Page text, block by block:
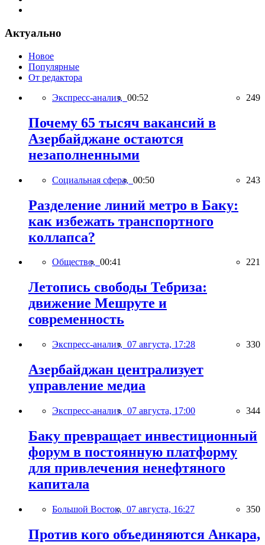
Актуально
Новое
Популярные
От редактора
Экспресс-анализ, 00:52 249
Почему 65 тысяч вакансий в
Азербайджане остаются
незаполненными
Социальная сфера, 00:50 243
Разделение линий метро в Баку:
как избежать транспортного
коллапса?
Общество, 00:41 221
Летопись свободы Тебриза:
движение Мешруте и
современность
Экспресс-анализ, 07 августа, 17:28 330
Азербайджан централизует
управление медиа
Экспресс-анализ, 07 августа, 17:00 344
Баку превращает инвестиционный
форум в постоянную платформу
для привлечения ненефтяного
капитала
Большой Восток, 07 августа, 16:27 350
Против кого объединяются Анкара,